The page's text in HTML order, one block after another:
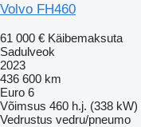
Volvo FH460
61 000 € Käibemaksuta
Sadulveok
2023
436 600 km
Euro 6
Võimsus 460 h.j. (338 kW)
Vedrustus vedru/pneumo